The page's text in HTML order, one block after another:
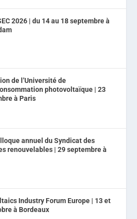
2026 | du 14 au 18 septembre à
de l’Université de
photovoltaïque | 23
à Paris
annuel du Syndicat des
renouvelables | 29 septembre à
Industry Forum Europe | 13 et
à Bordeaux